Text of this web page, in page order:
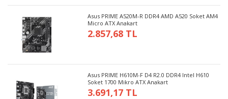
Asus PRIME A520M-R DDR4 AMD A520 Soket AM4
Micro ATX Anakart
2.857,68 TL
Asus PRIME H610M-F D4 R2.0 DDR4 Intel H610
Soket 1700 Mikro ATX Anakart
3.691,17 TL